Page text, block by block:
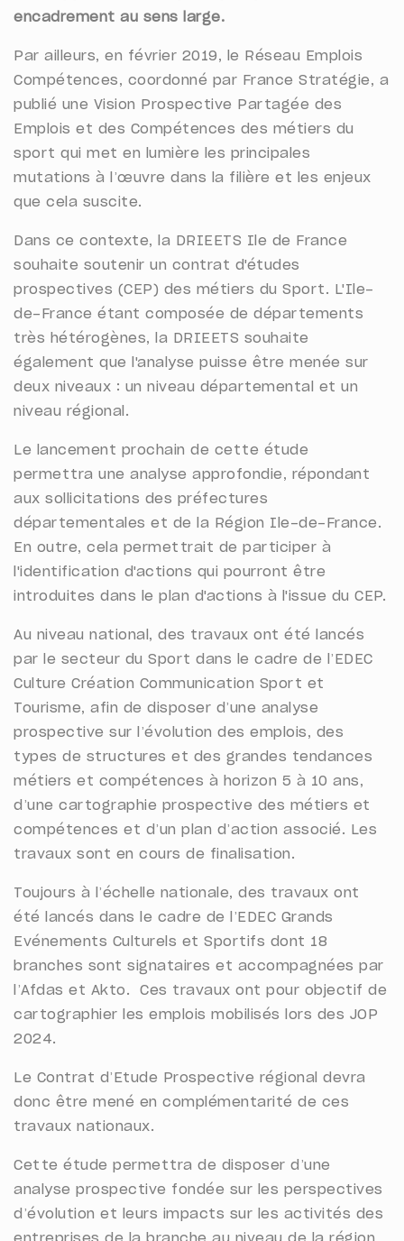
encadrement au sens large.
Par ailleurs, en février 2019, le Réseau Emplois
Compétences, coordonné par France Stratégie, a
publié une Vision Prospective Partagée des
Emplois et des Compétences des métiers du
sport qui met en lumière les principales
mutations à l’œuvre dans la filière et les enjeux
que cela suscite.
Dans ce contexte, la DRIEETS Ile de France
souhaite soutenir un contrat d'études
prospectives (CEP) des métiers du Sport. L'Ile-
de-France étant composée de départements
très hétérogènes, la DRIEETS souhaite
également que l'analyse puisse être menée sur
deux niveaux : un niveau départemental et un
niveau régional.
Le lancement prochain de cette étude
permettra une analyse approfondie, répondant
aux sollicitations des préfectures
départementales et de la Région Ile-de-France.
En outre, cela permettrait de participer à
l'identification d'actions qui pourront être
introduites dans le plan d'actions à l'issue du CEP.
Au niveau national, des travaux ont été lancés
par le secteur du Sport dans le cadre de l’EDEC
Culture Création Communication Sport et
Tourisme, afin de disposer d’une analyse
prospective sur l’évolution des emplois, des
types de structures et des grandes tendances
métiers et compétences à horizon 5 à 10 ans,
d’une cartographie prospective des métiers et
compétences et d’un plan d’action associé. Les
travaux sont en cours de finalisation.
Toujours à l’échelle nationale, des travaux ont
été lancés dans le cadre de l’EDEC Grands
Evénements Culturels et Sportifs dont 18
branches sont signataires et accompagnées par
l’Afdas et Akto. Ces travaux ont pour objectif de
cartographier les emplois mobilisés lors des JOP
2024.
Le Contrat d’Etude Prospective régional devra
donc être mené en complémentarité de ces
travaux nationaux.
Cette étude permettra de disposer d’une
analyse prospective fondée sur les perspectives
d’évolution et leurs impacts sur les activités des